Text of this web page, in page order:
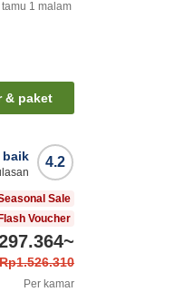
tamu 1 malam
& paket
4.2
baik
Sale
Flash Voucher
~
Rp1.526.310
Per kamar